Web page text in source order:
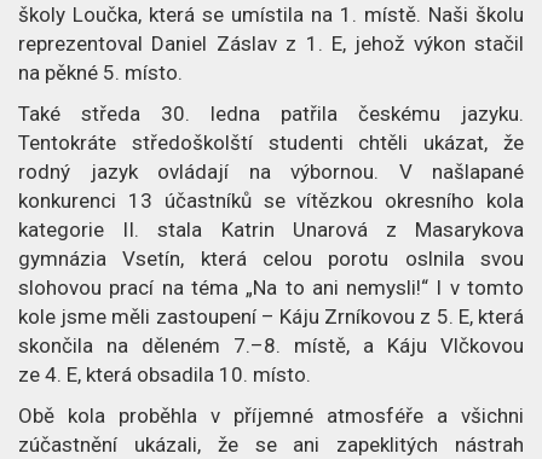
k
školy Loučka, která se umístila na 1. místě. Naši školu
reprezentoval Daniel Záslav z 1. E, jehož výkon stačil
na pěkné 5. místo.
Také středa 30. ledna patřila českému jazyku.
Tentokráte středoškolští studenti chtěli ukázat, že
rodný jazyk ovládají na výbornou. V našlapané
konkurenci 13 účastníků se vítězkou okresního kola
kategorie II. stala Katrin Unarová z Masarykova
gymnázia Vsetín, která celou porotu oslnila svou
slohovou prací na téma „Na to ani nemysli!“ I v tomto
kole jsme měli zastoupení – Káju Zrníkovou z 5. E, která
skončila na děleném 7.–8. místě, a Káju Vlčkovou
ze 4. E, která obsadila 10. místo.
Obě kola proběhla v příjemné atmosféře a všichni
zúčastnění ukázali, že se ani zapeklitých nástrah